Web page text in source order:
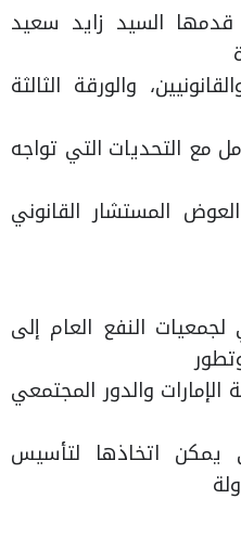
قدمها السيد زايد سعيد
والورقة الثالثة
مع التحديات التي تواجه
المستشار القانوني
النفع العام إلى
والدور المجتمعي
يمكن اتخاذها لتأسيس